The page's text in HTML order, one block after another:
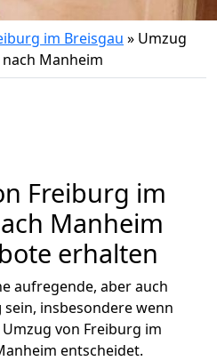
im Breisgau » Umzug
Manheim
Freiburg im
Manheim
erhalten
aufregende, aber auch
sein, insbesondere wenn
von Freiburg im
entscheidet.